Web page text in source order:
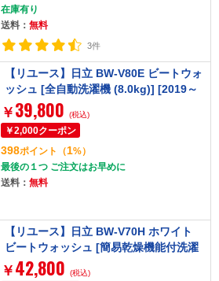
在庫有り
送料： 無料
3件
【リユース】日立 BW-V80E ビートウォ
ッシュ [全自動洗濯機 (8.0kg)] [2019～
2020年製] 【色指定不可】
￥ 39,800 (税込)
398ポイント （1%）
最後の１つ ご注文はお早めに
送料： 無料
【リユース】日立 BW-V70H ホワイト
ビートウォッシュ [簡易乾燥機能付洗濯
機 (7.0kg)] [2022～2023年製]
￥ 42,800 (税込)